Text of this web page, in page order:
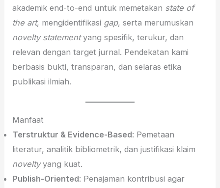
akademik end-to-end untuk memetakan state of
the art, mengidentifikasi gap, serta merumuskan
novelty statementyang spesifik, terukur, dan
relevan dengan target jurnal. Pendekatan kami
berbasis bukti, transparan, dan selaras etika
publikasi ilmiah.
Manfaat
Terstruktur & Evidence-Based: Pemetaan
literatur, analitik bibliometrik, dan justifikasi klaim
noveltyyang kuat.
Publish-Oriented: Penajaman kontribusi agar